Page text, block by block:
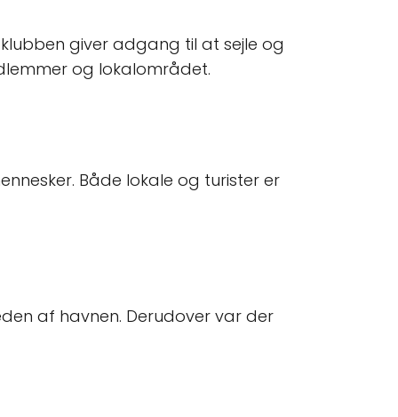
giver adgang til at sejle og
og lokalområdet.
Både lokale og turister er
af havnen. Derudover var der